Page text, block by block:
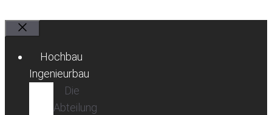
Hochbau
Ingenieurbau
Die
Abteilung